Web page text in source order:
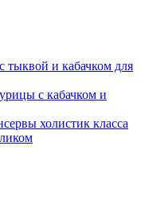
тыквой и кабачком для
с кабачком и
холистик класса